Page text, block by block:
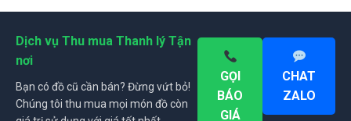
Dịch vụ Thu mua Thanh lý Tận
nơi
Bạn có đồ cũ cần bán? Đừng vứt bỏ!
Chúng tôi thu mua mọi món đồ còn
GỌI
BÁO
GIÁ
CHAT
ZALO